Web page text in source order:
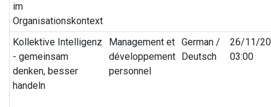
im
Organisationskontext
Kollektive Intelligenz
- gemeinsam
denken, besser
handeln
Management et
développement
personnel
German /
Deutsch
26/11/
03:00